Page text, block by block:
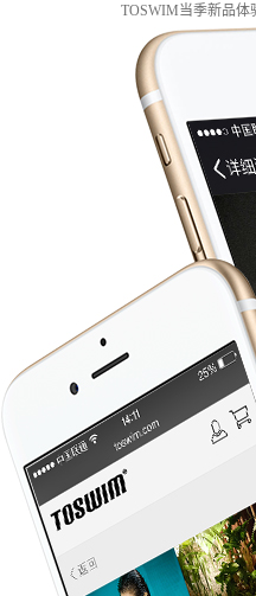
TOSWIM当季新品体